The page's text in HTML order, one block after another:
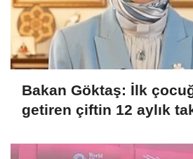
Bakan Göktaş: İlk
getiren çiftin 12 aylık